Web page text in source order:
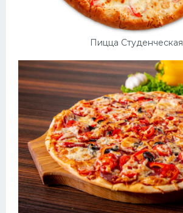
Пицца Студенческая
Дизайн комнаты